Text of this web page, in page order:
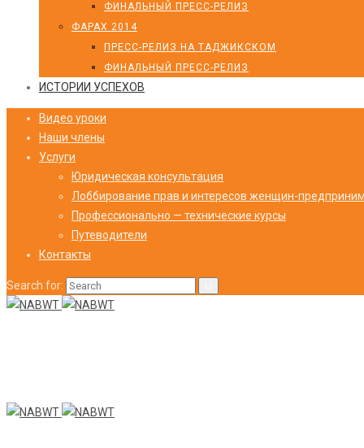
ФИНАЛЬНЫЙ ПРЕСС-РЕЛИЗ
ФАРАХ 2014
ПРЕСС-РЕЛИЗ НА ТАДЖИКСКОМ
ФИНАЛЬНЫЙ ПРЕСС-РЕЛИЗ
ИСТОРИИ УСПЕХОВ
Видео уроки
Наши члены
Услуги
Юридическая консультация
Лоббирование прав и интересов женщин-
Профессионально — технические курсы
Путеводители
Контакты
Search for: